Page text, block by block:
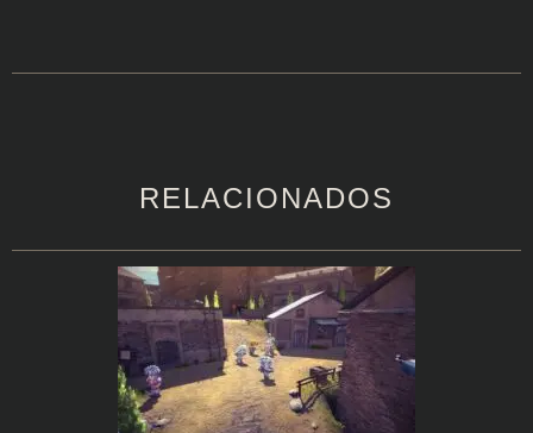
RELACIONADOS